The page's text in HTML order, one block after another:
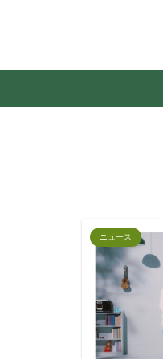
ニュース